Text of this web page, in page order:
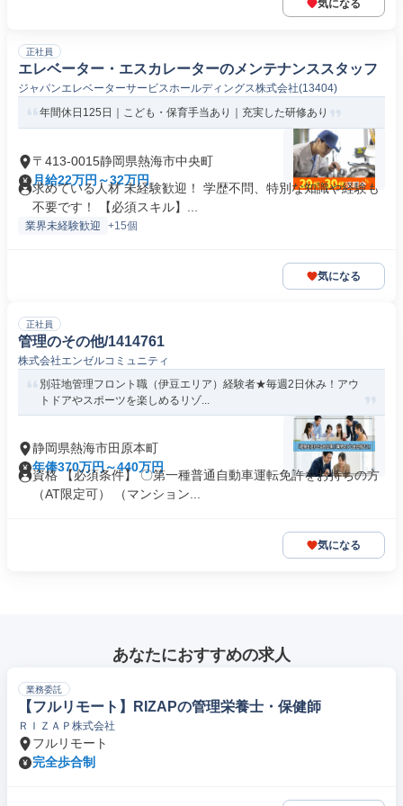
気になる
正社員
エレベーター・エスカレーターのメンテナンススタッフ
ジャパンエレベーターサービスホールディングス株式会社(13404)
年間休日125日｜こども・保育手当あり｜充実した研修あり
〒413-0015静岡県熱海市中央町
月給22万円～32万円
求めている人材 未経験歓迎！ 学歴不問、特別な知識や経験も
不要です！ 【必須スキル】...
業界未経験歓迎 +15個
気になる
正社員
管理のその他/1414761
株式会社エンゼルコミュニティ
別荘地管理フロント職（伊豆エリア）経験者★毎週2日休み！アウ
トドアやスポーツを楽しめるリゾ...
静岡県熱海市田原本町
年俸370万円～440万円
資格 【必須条件】 〇第一種普通自動車運転免許をお持ちの方
（AT限定可） （マンション...
気になる
あなたにおすすめの求人
業務委託
【フルリモート】RIZAPの管理栄養士・保健師
ＲＩＺＡＰ株式会社
フルリモート
完全歩合制